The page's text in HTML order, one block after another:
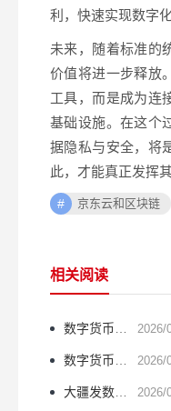
利，快速实现数字
未来，随着标准的
价值将进一步释放
工具，而是成为连
基础设施。在这个
据隐私与安全，将
此，才能真正发挥
京东云和区块链
相关阅读
2026/
数字货币怎么用？一文看懂完整流程
2026/
数字货币怎么铸币？一文讲清挖矿与共识机制
2026/
大疆发数字货币？无人机跨界加密圈的野心有多大